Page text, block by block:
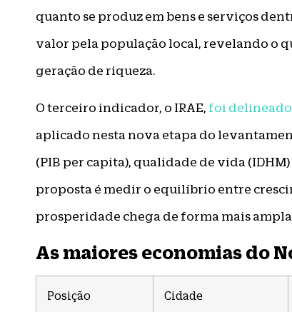
quanto se produz em bens e serviços
valor pela população local, revelando o
geração de riqueza.
O terceiro indicador, o IRAE, foi
aplicado nesta nova etapa do
(PIB per capita), qualidade de vida
proposta é medir o equilíbrio entre
prosperidade chega de forma mais
As maiores economias do
Posição Cidade